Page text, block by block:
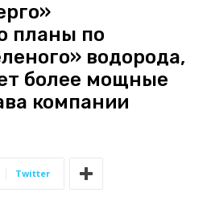
планы по
водорода,
более мощные
компании
Twitter